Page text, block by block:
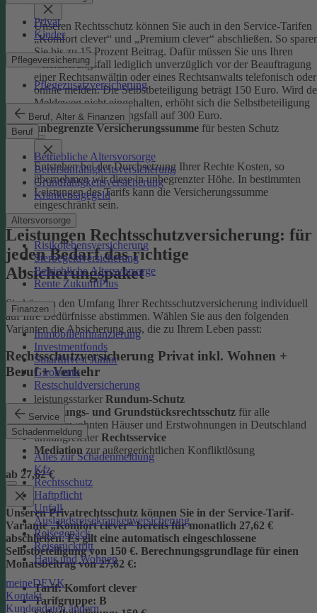
Privat
Kinder
Pflegeversicherung
Pflegezusatzversicherung
Beruf, Alter & Finanzen
Beruf
Betriebliche Altersvorsorge
Berufsunfähigkeitsversicherung
Grundfähigkeitsversicherung
Krankentagegeld
Altersvorsorge
Risikolebensversicherung
Sterbegeldversicherung
Betriebliche Altersvorsorge
Rente ZukunftPlus
Finanzen
Immobilienfinanzierung
Investmentfonds
SmartInvest Junior
Girokonto
Restschuldversicherung
Service
Schadenmeldung
Alles zur Schadenmeldung
Kfz
Rechtsschutz
Haftpflicht
Unfall
Auslandsreisekrankenversicherung
Reisegepäck
Reiserücktritt
Haus und Wohnen
meineDEVK
Kontakt
Kundendaten ändern
Unseren Rechtsschutz können Sie auch in den Service-Tarifen
„Komfort clever“ und „Premium clever“ abschließen. So
Sie bis zu 15 Prozent Beitrag. Dafür müssen Sie uns Ihren
Versicherungsfall lediglich unverzüglich vor der Beauftragung
einer Rechtsanwältin oder eines Rechtsanwalts telefonisch oder
online melden. Die Selbstbeteiligung beträgt 150 Euro. Wird
Meldeweg nicht eingehalten, erhöht sich die Selbstbeteiligung
für diesen Versicherungsfall auf 300 Euro.
unbegrenzte Versicherungssumme für besten Schutz
Entstehen bei der Durchsetzung Ihrer Rechte Kosten, so
übernehmen wir diese in unbegrenzter Höhe. In bestimmten
Leistungen des Tarifs kann die Versicherungssumme
eingeschränkt sein.
Leistungen Rechtsschutzversicherung: für
jeden Bedarf das richtige
Absicherungspaket
Sie können den Umfang Ihrer Rechtsschutzversicherung individuell
auf Ihre Bedürfnisse abstimmen. Wählen Sie aus den folgenden
Varianten die Absicherung aus, die zu Ihrem Leben passt:
Rechtsschutzversicherung Privat inkl. Wohnen +
Beruf + Verkehr
leistungsstarker Rundum-Schutz
Wohnungs- und Grundstücksrechtsschutz für alle
selbstbewohnten Häuser und Erstwohnungen in Deutschland
umfangreicher Rechtsservice
Mediation zur außergerichtlichen Konfliktlösung
ab 27,62 €
Unseren Privatrechtsschutz können Sie in der Service-Tarif-
Variante „Komfort clever“ bereits für monatlich 27,62 €
abschließen. Es gilt eine automatisch eingeschlossene
Selbstbeteiligung von 150 €. Berechnungsgrundlage für einen
Monatsbeitrag von 27,62 €:
Tarif: Komfort clever
Tarifgruppe: B